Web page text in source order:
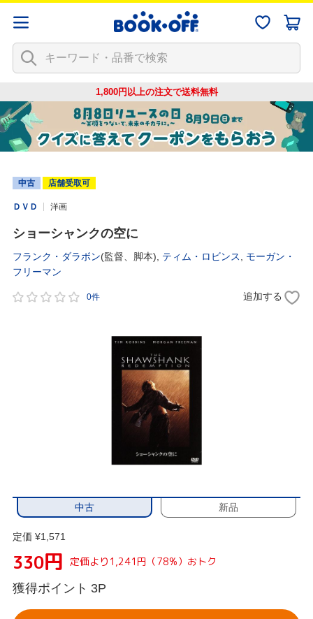
1,800円以上の注文で送料無料
中古 店舗受取可
ＤＶＤ 洋画
ショーシャンクの空に
フランク・ダラボン(監督、脚本), ティム・ロビンス
モーガン・
フリーマン
0件 追加する
中古 新品
定価 ¥1,571
330円 定価より1,241円（78%）おトク
獲得ポイント 3P